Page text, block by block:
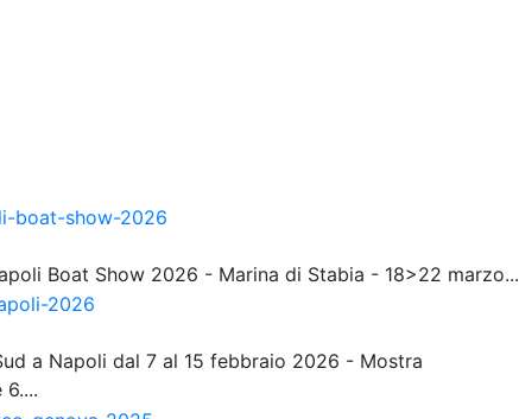
Boat Show 2026 - Marina di Stabia - 18>22 marzo...
a Napoli dal 7 al 15 febbraio 2026 - Mostra